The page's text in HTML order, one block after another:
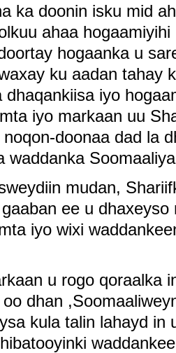
ka doonin isku mid
ahaa
hogaanka u
ku aadan tahay
dhaqankiisa iyo
iyo markaan uu
doonaa dad la
waddanka
mudan,
ee u
iyo wixi
u rogo qoraalka
dhan
kula talin lahayd in